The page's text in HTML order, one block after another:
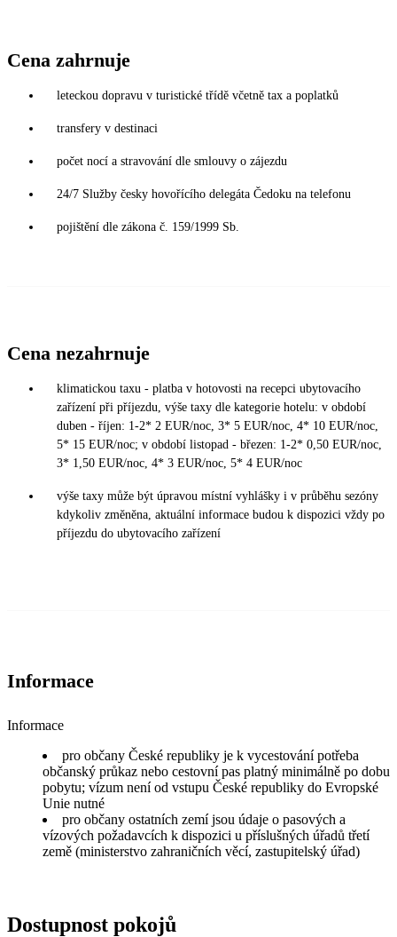
Cena zahrnuje
leteckou dopravu v turistické třídě včetně tax a poplatků
transfery v destinaci
počet nocí a stravování dle smlouvy o zájezdu
24/7 Služby česky hovořícího delegáta Čedoku na telefonu
pojištění dle zákona č. 159/1999 Sb.
Cena nezahrnuje
klimatickou taxu - platba v hotovosti na recepci ubytovacího
zařízení při příjezdu, výše taxy dle kategorie hotelu: v období
duben - říjen: 1-2* 2 EUR/noc, 3* 5 EUR/noc, 4* 10 EUR/noc,
5* 15 EUR/noc; v období listopad - březen: 1-2* 0,50 EUR/noc,
3* 1,50 EUR/noc, 4* 3 EUR/noc, 5* 4 EUR/noc
výše taxy může být úpravou místní vyhlášky i v průběhu sezóny
kdykoliv změněna, aktuální informace budou k dispozici vždy po
příjezdu do ubytovacího zařízení
Informace
Informace
pro občany České republiky je k vycestování potřeba
občanský průkaz nebo cestovní pas platný minimálně po dobu
pobytu; vízum není od vstupu České republiky do Evropské
Unie nutné
pro občany ostatních zemí jsou údaje o pasových a
vízových požadavcích k dispozici u příslušných úřadů třetí
země (ministerstvo zahraničních věcí, zastupitelský úřad)
Dostupnost pokojů